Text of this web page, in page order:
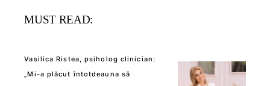
MUST READ:
Vasilica Ristea, psiholog clinician:
„Mi-a plăcut întotdeauna să